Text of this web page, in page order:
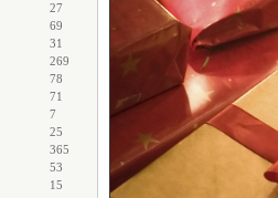
27
69
31
269
78
71
7
25
365
53
15